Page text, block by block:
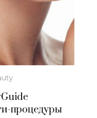
процедуры